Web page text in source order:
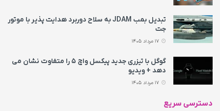
تبدیل بمب JDAM به سلاح دوربرد هدایت پذیر با موتور
جت
گوگل با تیزری جدید پیکسل واچ ۵ را متفاوت نشان می‌
دهد + ویدیو
دسترسی سریع